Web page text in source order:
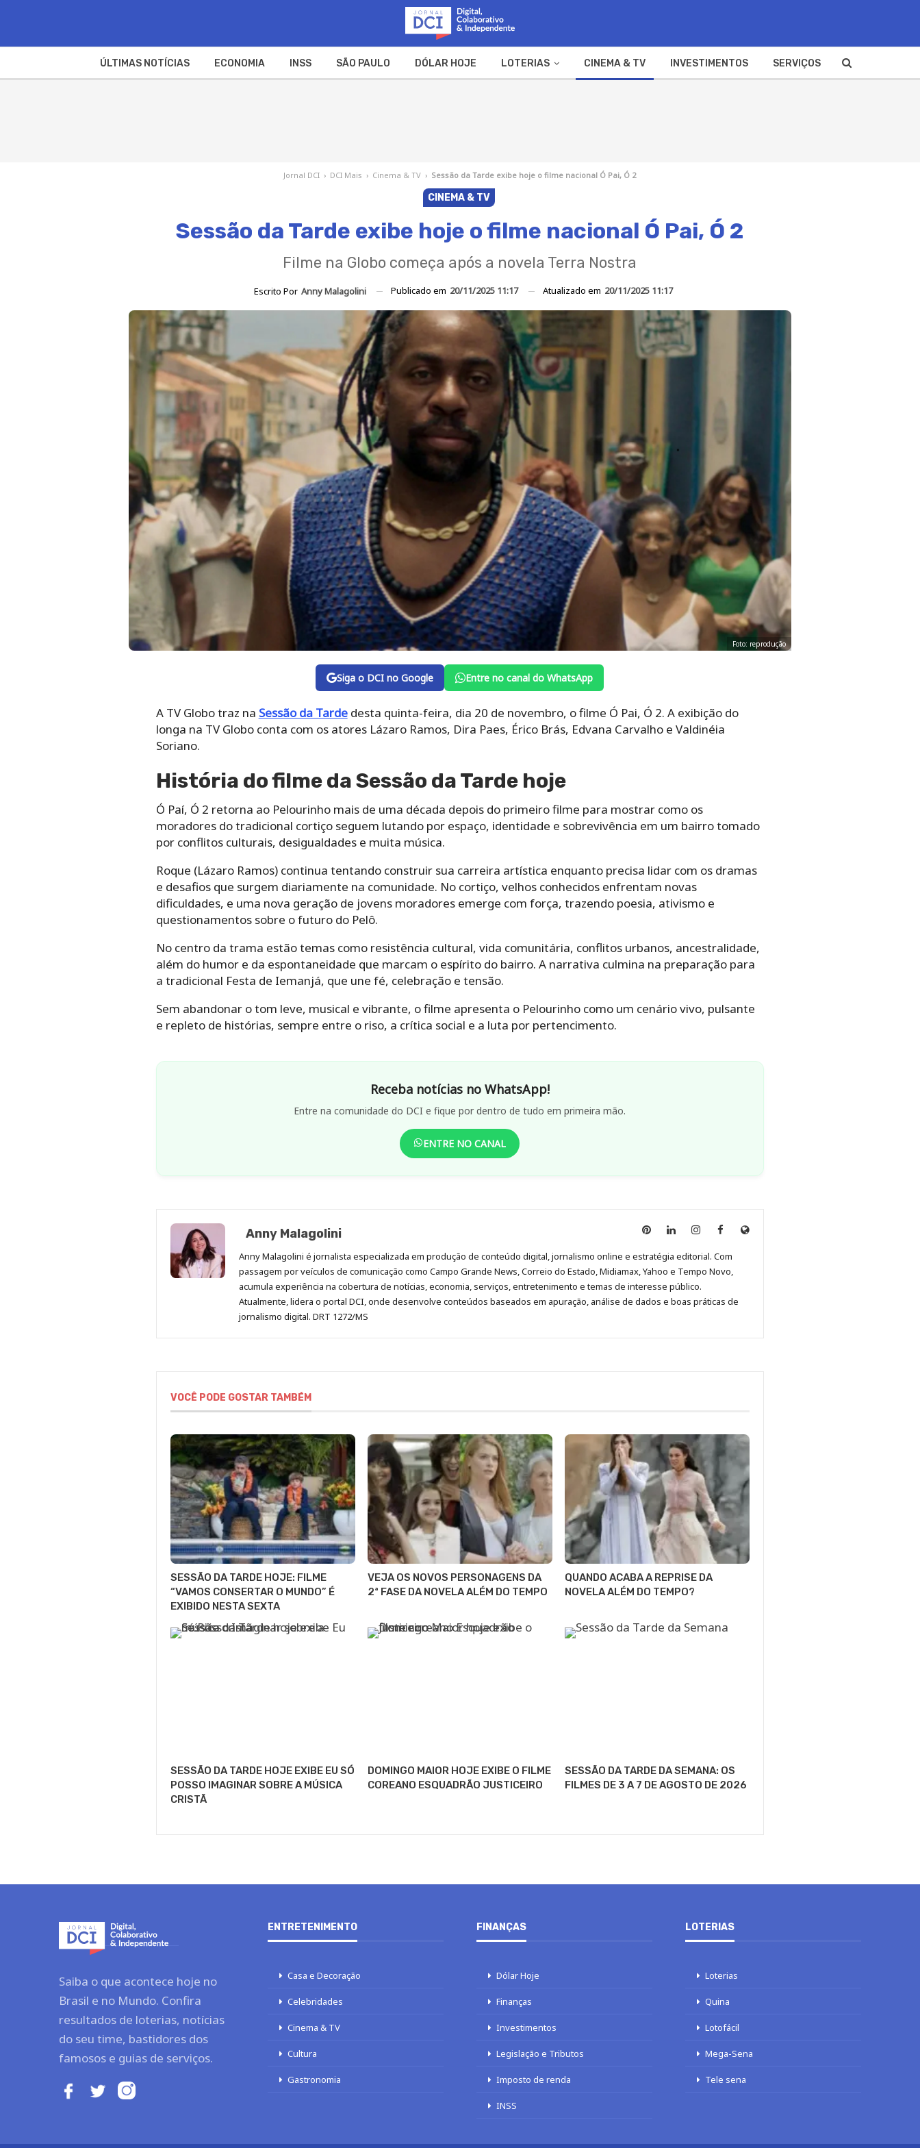
ÚLTIMAS NOTÍCIAS ECONOMIA INSS SÃO PAULO DÓLAR HOJE LOTERIAS CINEMA & TV INVESTIMENTOS SERVIÇOS
Jornal DCI › DCI Mais › Cinema & TV › Sessão da Tarde exibe hoje o filme nacional Ó Pai, Ó 2
CINEMA & TV
Sessão da Tarde exibe hoje o filme nacional Ó Pai, Ó 2
Filme na Globo começa após a novela Terra Nostra
Escrito Por Anny Malagolini Publicado em 20/11/2025 11:17 Atualizado em 20/11/2025 11:17
Foto: reprodução
Siga o DCI no Google Entre no canal do WhatsApp
A TV Globo traz na Sessão da Tardedesta quinta-feira, dia 20 de novembro, o filme Ó Pai, Ó 2. A exibição do
longa na TV Globo conta com os atores Lázaro Ramos, Dira Paes, Érico Brás, Edvana Carvalho e Valdinéia
Soriano.
História do filme da Sessão da Tarde hoje
Ó Paí, Ó 2 retorna ao Pelourinho mais de uma década depois do primeiro filme para mostrar como os
moradores do tradicional cortiço seguem lutando por espaço, identidade e sobrevivência em um bairro tomado
por conflitos culturais, desigualdades e muita música.
Roque (Lázaro Ramos) continua tentando construir sua carreira artística enquanto precisa lidar com os dramas
e desafios que surgem diariamente na comunidade. No cortiço, velhos conhecidos enfrentam novas
dificuldades, e uma nova geração de jovens moradores emerge com força, trazendo poesia, ativismo e
questionamentos sobre o futuro do Pelô.
No centro da trama estão temas como resistência cultural, vida comunitária, conflitos urbanos, ancestralidade,
além do humor e da espontaneidade que marcam o espírito do bairro. A narrativa culmina na preparação para
a tradicional Festa de Iemanjá, que une fé, celebração e tensão.
Sem abandonar o tom leve, musical e vibrante, o filme apresenta o Pelourinho como um cenário vivo, pulsante
e repleto de histórias, sempre entre o riso, a crítica social e a luta por pertencimento.
Receba notícias no WhatsApp!
Entre na comunidade do DCI e fique por dentro de tudo em primeira mão.
ENTRE NO CANAL
Anny Malagolini
Anny
no
Pinterest
Anny
no
LinkedIn
Anny
no
Instagram
Anny
no
Facebook
Site
Anny Malagolini é jornalista especializada em produção de conteúdo digital, jornalismo online e estratégia editorial. Com
passagem por veículos de comunicação como Campo Grande News, Correio do Estado, Midiamax, Yahoo e Tempo Novo,
acumula experiência na cobertura de notícias, economia, serviços, entretenimento e temas de interesse público.
Atualmente, lidera o portal DCI, onde desenvolve conteúdos baseados em apuração, análise de dados e boas práticas de
jornalismo digital. DRT 1272/MS
VOCÊ PODE GOSTAR TAMBÉM
SESSÃO DA TARDE HOJE: FILME
“VAMOS CONSERTAR O MUNDO” É
EXIBIDO NESTA SEXTA
VEJA OS NOVOS PERSONAGENS DA
2ª FASE DA NOVELA ALÉM DO TEMPO
QUANDO ACABA A REPRISE DA
NOVELA ALÉM DO TEMPO?
SESSÃO DA TARDE HOJE EXIBE EU SÓ
POSSO IMAGINAR SOBRE A MÚSICA
CRISTÃ
DOMINGO MAIOR HOJE EXIBE O FILME
COREANO ESQUADRÃO JUSTICEIRO
SESSÃO DA TARDE DA SEMANA: OS
FILMES DE 3 A 7 DE AGOSTO DE 2026
Saiba o que acontece hoje no
Brasil e no Mundo. Confira
resultados de loterias, notícias
do seu time, bastidores dos
famosos e guias de serviços.
ENTRETENIMENTO
Casa e Decoração
Celebridades
Cinema & TV
Cultura
Gastronomia
FINANÇAS
Dólar Hoje
Finanças
Investimentos
Legislação e Tributos
Imposto de renda
INSS
LOTERIAS
Loterias
Quina
Lotofácil
Mega-Sena
Tele sena